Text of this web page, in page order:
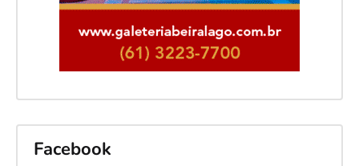
Facebook